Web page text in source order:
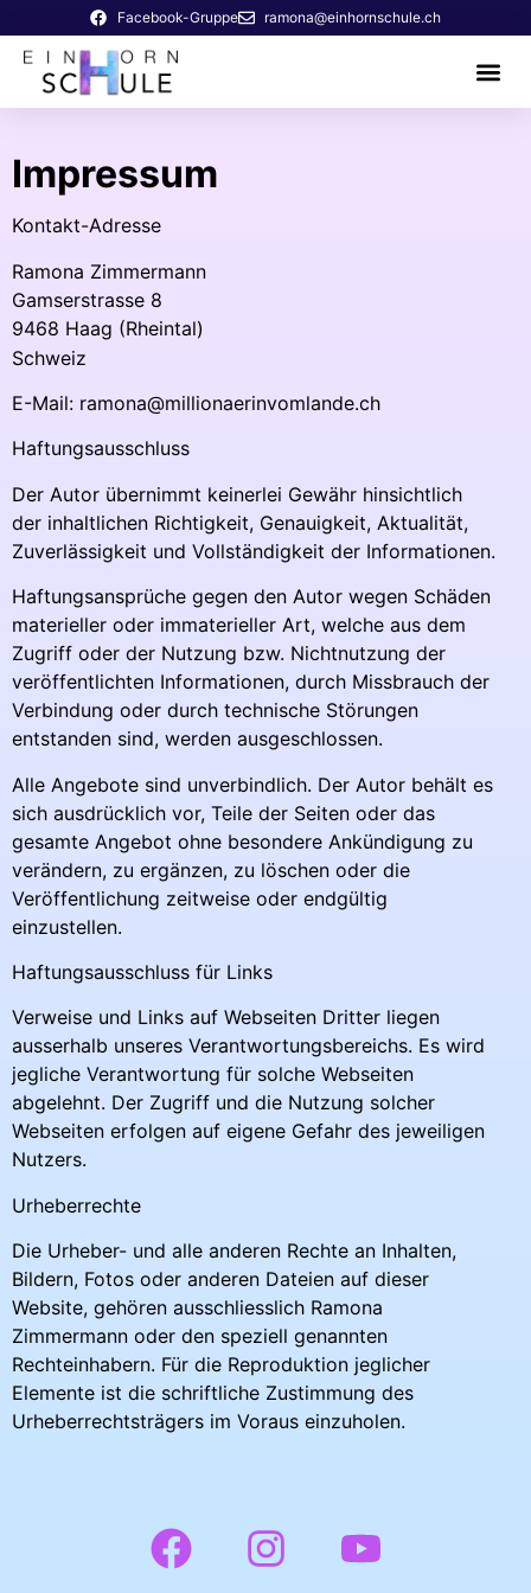
Facebook-Gruppe ramona@einhornschule.ch
Impressum
Kontakt-Adresse
Ramona Zimmermann
Gamserstrasse 8
9468 Haag (Rheintal)
Schweiz
E-Mail: ramona@millionaerinvomlande.ch
Haftungsausschluss
Der Autor übernimmt keinerlei Gewähr hinsichtlich
der inhaltlichen Richtigkeit, Genauigkeit, Aktualität,
Zuverlässigkeit und Vollständigkeit der Informationen.
Haftungsansprüche gegen den Autor wegen Schäden
materieller oder immaterieller Art, welche aus dem
Zugriff oder der Nutzung bzw. Nichtnutzung der
veröffentlichten Informationen, durch Missbrauch der
Verbindung oder durch technische Störungen
entstanden sind, werden ausgeschlossen.
Alle Angebote sind unverbindlich. Der Autor behält es
sich ausdrücklich vor, Teile der Seiten oder das
gesamte Angebot ohne besondere Ankündigung zu
verändern, zu ergänzen, zu löschen oder die
Veröffentlichung zeitweise oder endgültig
einzustellen.
Haftungsausschluss für Links
Verweise und Links auf Webseiten Dritter liegen
ausserhalb unseres Verantwortungsbereichs. Es wird
jegliche Verantwortung für solche Webseiten
abgelehnt. Der Zugriff und die Nutzung solcher
Webseiten erfolgen auf eigene Gefahr des jeweiligen
Nutzers.
Urheberrechte
Die Urheber- und alle anderen Rechte an Inhalten,
Bildern, Fotos oder anderen Dateien auf dieser
Website, gehören ausschliesslich Ramona
Zimmermann oder den speziell genannten
Rechteinhabern. Für die Reproduktion jeglicher
Elemente ist die schriftliche Zustimmung des
Urheberrechtsträgers im Voraus einzuholen.